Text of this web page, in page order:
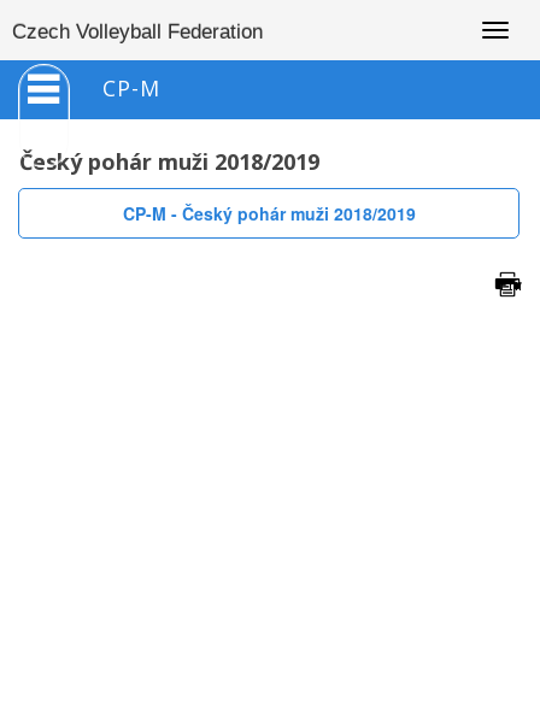
Czech Volleyball Federation
CP-M
Český pohár muži 2018/2019
CP-M - Český pohár muži 2018/2019